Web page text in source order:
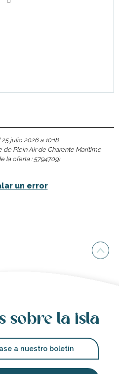
julio 2026 a 10:18
Plein Air de Charente Maritime
la oferta : 5794709)
un error
sobre la isla
a nuestro boletín